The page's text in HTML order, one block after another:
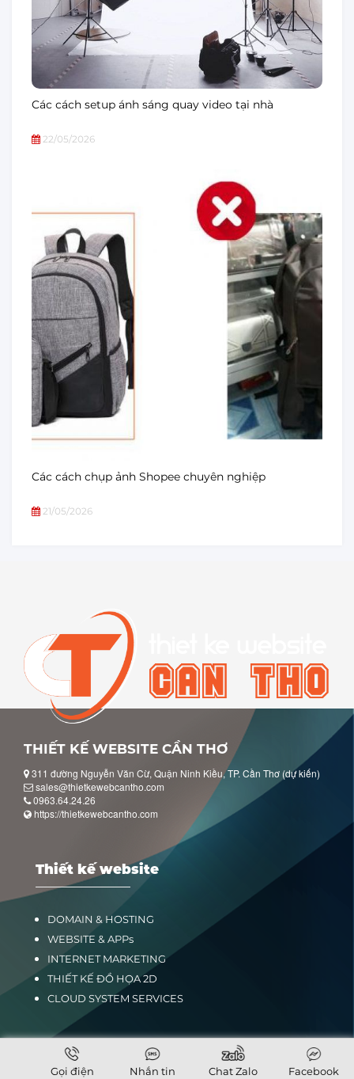
Các cách setup ánh sáng quay video tại nhà
22/05/2026
Các cách chụp ảnh Shopee chuyên nghiệp
21/05/2026
Gọi điện Nhắn tin Chat Zalo Facebook
THIẾT KẾ WEBSITE CẦN THƠ
311 đường Nguyễn Văn Cừ, Quận Ninh Kiều, TP. Cần Thơ (dự kiến)
sales@thietkewebcantho.com
0963.64.24.26
https://thietkewebcantho.com
Thiết kế website
DOMAIN & HOSTING
WEBSITE & APPs
INTERNET MARKETING
THIẾT KẾ ĐỒ HỌA 2D
CLOUD SYSTEM SERVICES
Đồ họa in ấn